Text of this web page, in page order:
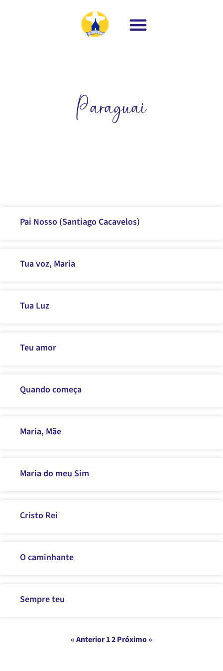
Paraguai
Pai Nosso (Santiago Cacavelos)
Tua voz, Maria
Tua Luz
Teu amor
Quando começa
Maria, Mãe
Maria do meu Sim
Cristo Rei
O caminhante
Sempre teu
« Anterior12Próximo »